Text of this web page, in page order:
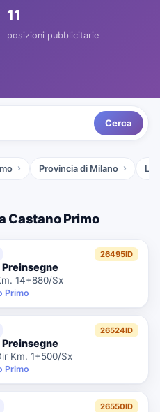
11
posizioni pubblicitarie
Cerca
Provincia di Milano
a Castano Primo
26495ID
14+880/Sx
Primo
26524ID
Km. 1+500/Sx
Primo
26550ID